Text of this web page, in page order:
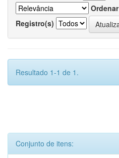
Ordenar
Registro(s)
Resultado 1-1 de 1.
Conjunto de itens: